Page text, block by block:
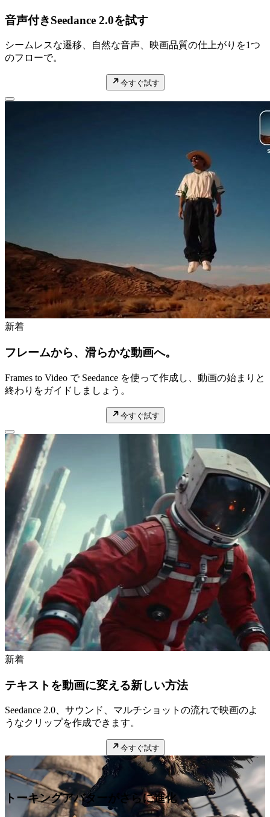
音声付きSeedance 2.0を試す
シームレスな遷移、自然な音声、映画品質の仕上がりを1つ
のフローで。
今すぐ試す
新着
フレームから、滑らかな動画へ。
Frames to Video で Seedance を使って作成し、動画の始まりと
終わりをガイドしましょう。
今すぐ試す
新着
テキストを動画に変える新しい方法
Seedance 2.0、サウンド、マルチショットの流れで映画のよ
うなクリップを作成できます。
今すぐ試す
注目
トーキングアバターがさらに進化